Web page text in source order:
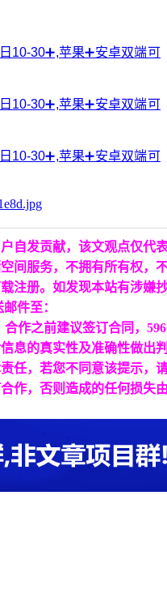
自发贡献，该文观点仅代
间服务，不拥有所有权，
注册。如发现本站有涉嫌
件至：
合作之前建议签订合同，596
息的真实性及准确性做出
任，若您不同意该提示，
作，否则造成的任何损失